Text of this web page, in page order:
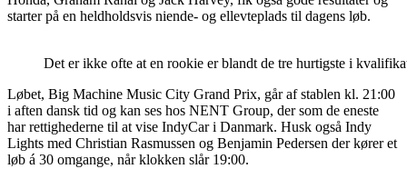
starter på en heldholdsvis niende- og ellevteplads til dagens løb.
Det er ikke ofte at en rookie er blandt de tre hurtigste i
Løbet, Big Machine Music City Grand Prix, går af stablen kl. 21:00
i aften dansk tid og kan ses hos NENT Group, der som de eneste
har rettighederne til at vise IndyCar i Danmark. Husk også Indy
Lights med Christian Rasmussen og Benjamin Pedersen der kører et
løb á 30 omgange, når klokken slår 19:00.